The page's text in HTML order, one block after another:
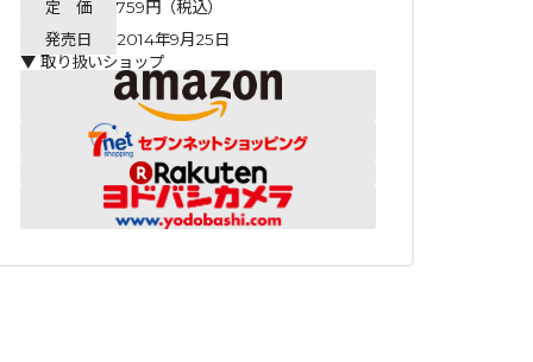
定 価
759円（税込）
発売日
2014年9月25日
▼ 取り扱いショップ